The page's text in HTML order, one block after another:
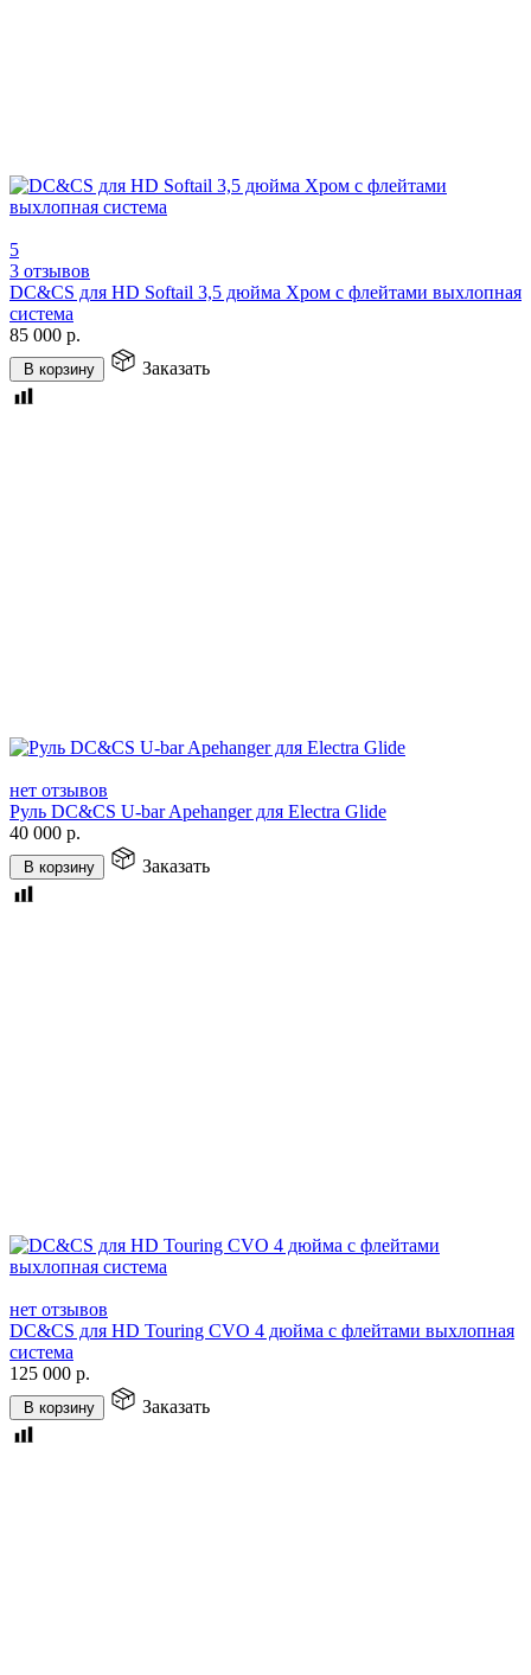
5
3 отзывов
DC&CS для HD Softail 3,5 дюйма Хром с флейтами выхлопная
система
85 000 р.
В корзину Заказать
нет отзывов
Руль DC&CS U-bar Apehanger для Electra Glide
40 000 р.
В корзину Заказать
нет отзывов
DC&CS для HD Touring CVO 4 дюйма с флейтами выхлопная
система
125 000 р.
В корзину Заказать